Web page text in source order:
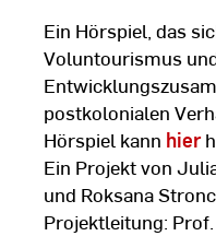
Ein Hörspiel, das
Voluntourismus
postkolonialen
Hörspiel kann hier
Ein Projekt von
und Roksana
Projektleitung: Prof.